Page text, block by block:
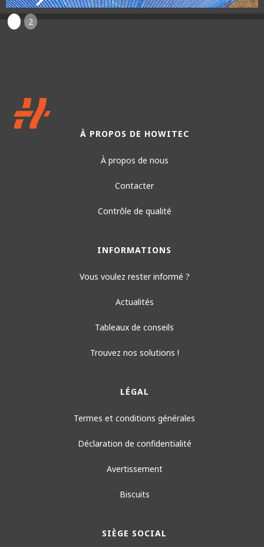
2
À PROPOS DE HOWITEC
À propos de nous
Contacter
Contrôle de qualité
INFORMATIONS
Vous voulez rester informé ?
Actualités
Tableaux de conseils
Trouvez nos solutions !
LÉGAL
Termes et conditions générales
Déclaration de confidentialité
Avertissement
Biscuits
SIÈGE SOCIAL